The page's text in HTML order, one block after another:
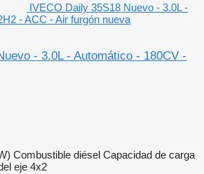
IVECO Daily 35S18 Nuevo - 3.0L -
- ACC - Air furgón nueva
- 3.0L - Automático - 180CV -
Combustible diésel Capacidad de carga
eje 4x2